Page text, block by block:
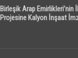
Birleşik Arap Emirlikleri’nin
Projesine Kalyon İnşaat